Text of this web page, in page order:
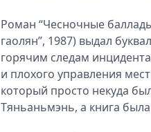
Роман “Чесночные
гаолян”, 1987) выдал
горячим следам
и плохого управления
который просто некуда
Тяньаньмэнь, а книга